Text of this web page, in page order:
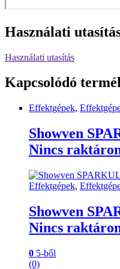
Használati
Használati utasítás
Kapcsolódó
Effektgépek,
Showven
Nincs
Effektgépek,
Showven
Nincs
0 5-ből
(0)